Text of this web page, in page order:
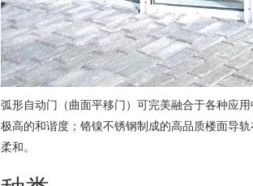
弧形自动门（曲面平移门）可完美融合于各种应
极高的和谐度；铬镍不锈钢制成的高品质楼面导
柔和。